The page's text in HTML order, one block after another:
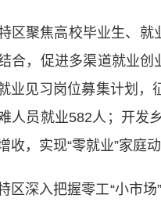
聚焦高校毕业生、就
合，促进多渠道就业创
业见习岗位募集计划，
人员就业582人；开发
收，实现“零就业”家庭动
深入把握零工“小市场”